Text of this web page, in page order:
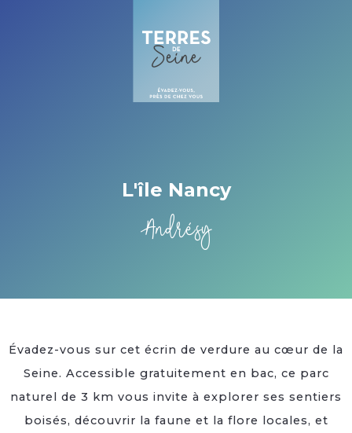
L'île Nancy
Andrésy
Évadez-vous sur cet écrin de verdure au cœur de la
Seine. Accessible gratuitement en bac, ce parc
naturel de 3 km vous invite à explorer ses sentiers
boisés, découvrir la faune et la flore locales, et